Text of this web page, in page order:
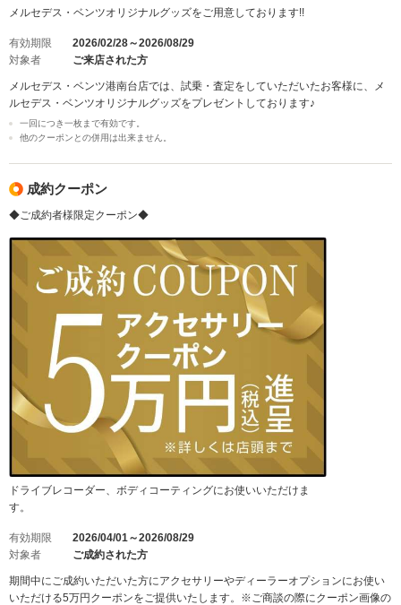
メルセデス・ベンツオリジナルグッズをご用意しております!!
有効期限
2026/02/28～2026/08/29
対象者
ご来店された方
メルセデス・ベンツ港南台店では、試乗・査定をしていただいたお客様に、メ
ルセデス・ベンツオリジナルグッズをプレゼントしております♪
一回につき一枚まで有効です。
他のクーポンとの併用は出来ません。
成約クーポン
◆ご成約者様限定クーポン◆
ドライブレコーダー、ボディコーティングにお使いいただけま
す。
有効期限
2026/04/01～2026/08/29
対象者
ご成約された方
期間中にご成約いただいた方にアクセサリーやディーラーオプションにお使い
いただける5万円クーポンをご提供いたします。※ご商談の際にクーポン画像の